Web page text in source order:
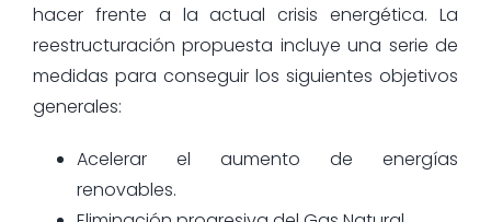
hacer frente a la actual crisis energética. La
reestructuración propuesta incluye una serie de
medidas para conseguir los siguientes objetivos
generales:
Acelerar el aumento de energías
renovables.